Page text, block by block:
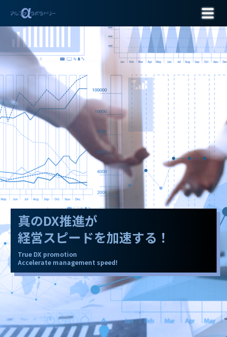
お問い合わせ
真のDX推進が
経営スピードを加速する！
True DX promotion
Accelerate management speed!